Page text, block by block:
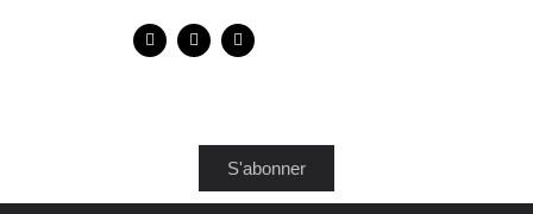
S'abonner